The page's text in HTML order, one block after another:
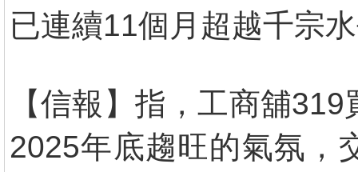
已連續11個月超越千宗
【信報】指，工商舖
2025年底趨旺的氣氛，